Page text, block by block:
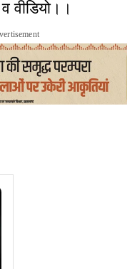
वीडियो।।